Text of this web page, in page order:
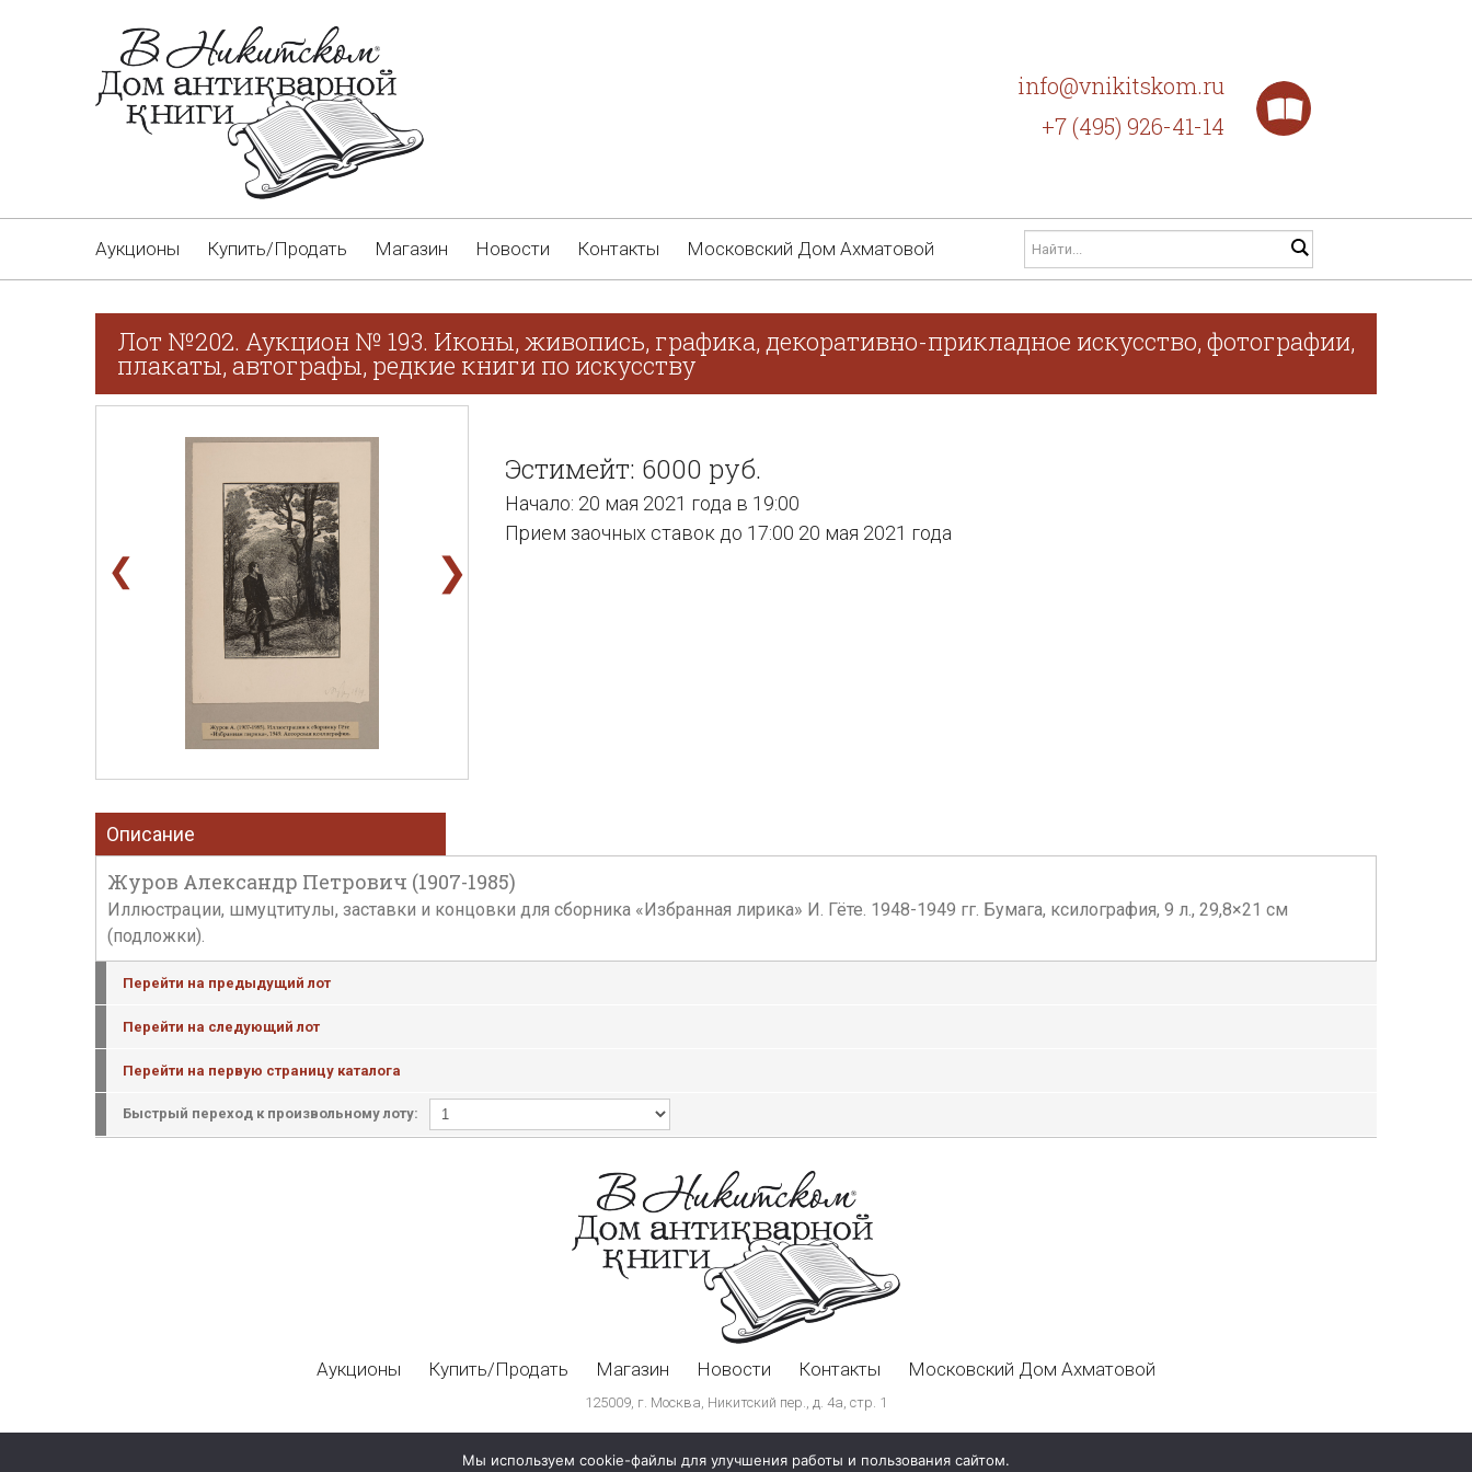
info@vnikitskom.ru
+7 (495) 926-41-14
Аукционы Купить/Продать Магазин Новости Контакты Московский Дом Ахматовой
Лот №202. Аукцион № 193. Иконы, живопись, графика, декоративно-прикладное искусство, фотографии,
плакаты, автографы, редкие книги по искусству
❮ ❯
Эстимейт: 6000 руб.
Начало: 20 мая 2021 года в 19:00
Прием заочных ставок до 17:00 20 мая 2021 года
Описание
Журов Александр Петрович (1907-1985)
Иллюстрации, шмуцтитулы, заставки и концовки для сборника «Избранная лирика» И. Гёте. 1948-1949 гг. Бумага, ксилография, 9 л., 29,8×21 см
(подложки).
Перейти на предыдущий лот
Перейти на следующий лот
Перейти на первую страницу каталога
Быстрый переход к произвольному лоту:
Аукционы Купить/Продать Магазин Новости Контакты Московский Дом Ахматовой
125009, г. Москва, Никитский пер., д. 4а, стр. 1
Мы используем cookie-файлы для улучшения работы и пользования сайтом.